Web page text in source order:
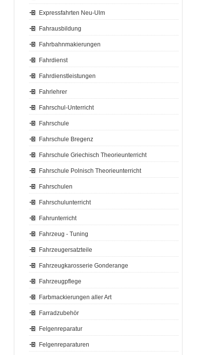
Expressfahrten Neu-Ulm
Fahrausbildung
Fahrbahnmakierungen
Fahrdienst
Fahrdienstleistungen
Fahrlehrer
Fahrschul-Unterricht
Fahrschule
Fahrschule Bregenz
Fahrschule Griechisch Theorieunterricht
Fahrschule Polnisch Theorieunterricht
Fahrschulen
Fahrschulunterricht
Fahrunterricht
Fahrzeug - Tuning
Fahrzeugersatzteile
Fahrzeugkarosserie Gonderange
Fahrzeugpflege
Farbmackierungen aller Art
Farradzubehör
Felgenreparatur
Felgenreparaturen